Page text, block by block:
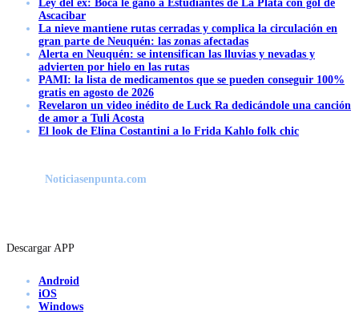
Ley del ex: Boca le ganó a Estudiantes de La Plata con gol de
Ascacibar
La nieve mantiene rutas cerradas y complica la circulación en
gran parte de Neuquén: las zonas afectadas
Alerta en Neuquén: se intensifican las lluvias y nevadas y
advierten por hielo en las rutas
PAMI: la lista de medicamentos que se pueden conseguir 100%
gratis en agosto de 2026
Revelaron un video inédito de Luck Ra dedicándole una canción
de amor a Tuli Acosta
El look de Elina Costantini a lo Frida Kahlo folk chic
Noticiasenpunta.com
Descargar APP
Android
iOS
Windows